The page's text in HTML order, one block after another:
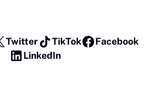
Twitter TikTok
Facebook
LinkedIn